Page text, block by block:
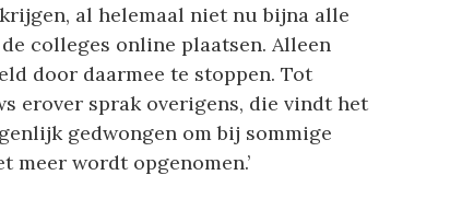
al helemaal niet nu bijna alle
colleges online plaatsen. Alleen
door daarmee te stoppen. Tot
erover sprak overigens, die vindt het
gedwongen om bij sommige
meer wordt opgenomen.’